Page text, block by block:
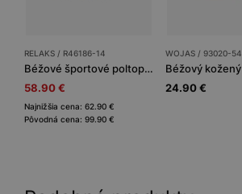
RELAKS / R46186-14
Béžové športové poltopánky RELAKS
58.90 €
Najnižšia cena: 62.90 €
Pôvodná cena: 99.90 €
WOJAS / 93020-54
24.90 €